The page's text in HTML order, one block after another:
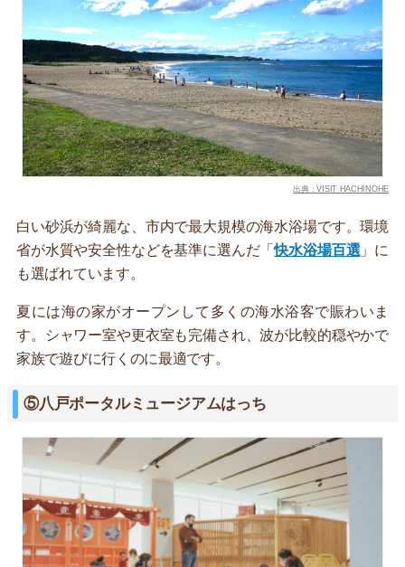
出典：VISIT HACHINOHE
白い砂浜が綺麗な、市内で最大規模の海水浴場です。環境
省が水質や安全性などを基準に選んだ「快水浴場百選」に
も選ばれています。
夏には海の家がオープンして多くの海水浴客で賑わいま
す。シャワー室や更衣室も完備され、波が比較的穏やかで
家族で遊びに行くのに最適です。
⑤八戸ポータルミュージアムはっち